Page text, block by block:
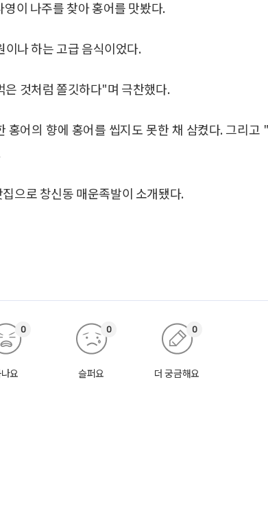
이 나주를 찾아 홍어를 맛봤다.
나 하는 고급 음식이었다.
것처럼 쫄깃하다"며 극찬했다.
홍어의 향에 홍어를 씹지도 못한 채 삼켰다. 그리고
으로 창신동 매운족발이 소개됐다.
요
0
슬퍼요
0
더 궁금해요
0